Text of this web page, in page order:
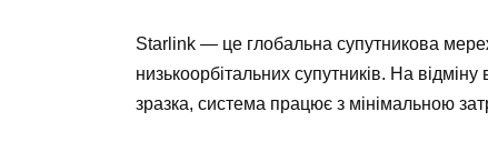
Starlink — це глобальна супутникова
низькоорбітальних супутників. На
зразка, система працює з мінімальною